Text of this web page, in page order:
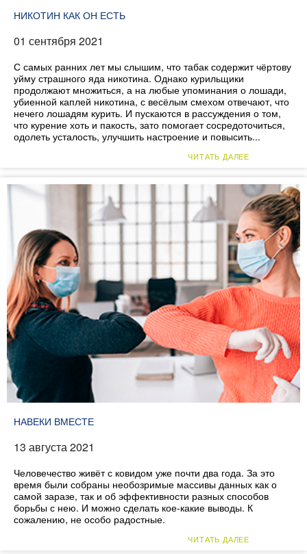
НИКОТИН КАК ОН ЕСТЬ
01 сентября 2021
С самых ранних лет мы слышим, что табак содержит чёртову
уйму страшного яда никотина. Однако курильщики
продолжают множиться, а на любые упоминания о лошади,
убиенной каплей никотина, с весёлым смехом отвечают, что
нечего лошадям курить. И пускаются в рассуждения о том,
что курение хоть и пакость, зато помогает сосредоточиться,
одолеть усталость, улучшить настроение и повысить...
ЧИТАТЬ ДАЛЕЕ
НАВЕКИ ВМЕСТЕ
13 августа 2021
Человечество живёт с ковидом уже почти два года. За это
время были собраны необозримые массивы данных как о
самой заразе, так и об эффективности разных способов
борьбы с нею. И можно сделать кое-какие выводы. К
сожалению, не особо радостные.
ЧИТАТЬ ДАЛЕЕ